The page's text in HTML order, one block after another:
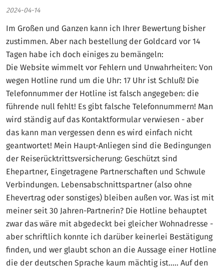
2024-04-14
Im Großen und Ganzen kann ich Ihrer Bewertung bisher
zustimmen. Aber nach bestellung der Goldcard vor 14
Tagen habe ich doch einiges zu bemängeln:
Die Website wimmelt vor Fehlern und Unwahrheiten: Von
wegen Hotline rund um die Uhr: 17 Uhr ist Schluß! Die
Telefonnummer der Hotline ist falsch angegeben: die
führende null fehlt! Es gibt falsche Telefonnummern! Man
wird ständig auf das Kontaktformular verwiesen - aber
das kann man vergessen denn es wird einfach nicht
geantwortet! Mein Haupt-Anliegen sind die Bedingungen
der Reiserücktrittsversicherung: Geschützt sind
Ehepartner, Eingetragene Partnerschaften und Schwule
Verbindungen. Lebensabschnittspartner (also ohne
Ehevertrag oder sonstiges) bleiben außen vor. Was ist mit
meiner seit 30 Jahren-Partnerin? Die Hotline behauptet
zwar das wäre mit abgedeckt bei gleicher Wohnadresse -
aber schriftlich konnte ich darüber keinerlei Bestätigung
finden, und wer glaubt schon an die Aussage einer Hotline
die der deutschen Sprache kaum mächtig ist..... Auf den